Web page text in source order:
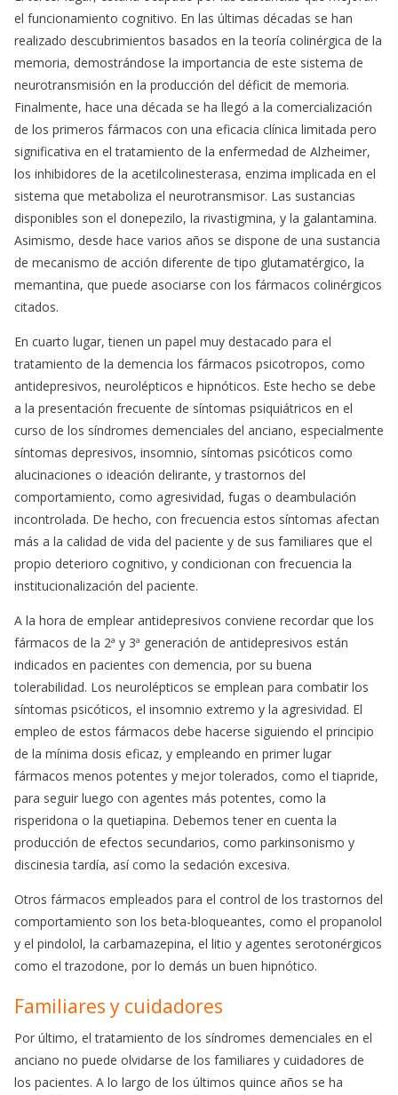
el funcionamiento cognitivo. En las últimas décadas se han
realizado descubrimientos basados en la teoría colinérgica de la
memoria, demostrándose la importancia de este sistema de
neurotransmisión en la producción del déficit de memoria.
Finalmente, hace una década se ha llegó a la comercialización
de los primeros fármacos con una eficacia clínica limitada pero
significativa en el tratamiento de la enfermedad de Alzheimer,
los inhibidores de la acetilcolinesterasa, enzima implicada en el
sistema que metaboliza el neurotransmisor. Las sustancias
disponibles son el donepezilo, la rivastigmina, y la galantamina.
Asimismo, desde hace varios años se dispone de una sustancia
de mecanismo de acción diferente de tipo glutamatérgico, la
memantina, que puede asociarse con los fármacos colinérgicos
citados.
En cuarto lugar, tienen un papel muy destacado para el
tratamiento de la demencia los fármacos psicotropos, como
antidepresivos, neurolépticos e hipnóticos. Este hecho se debe
a la presentación frecuente de síntomas psiquiátricos en el
curso de los síndromes demenciales del anciano, especialmente
síntomas depresivos, insomnio, síntomas psicóticos como
alucinaciones o ideación delirante, y trastornos del
comportamiento, como agresividad, fugas o deambulación
incontrolada. De hecho, con frecuencia estos síntomas afectan
más a la calidad de vida del paciente y de sus familiares que el
propio deterioro cognitivo, y condicionan con frecuencia la
institucionalización del paciente.
A la hora de emplear antidepresivos conviene recordar que los
fármacos de la 2ª y 3ª generación de antidepresivos están
indicados en pacientes con demencia, por su buena
tolerabilidad. Los neurolépticos se emplean para combatir los
síntomas psicóticos, el insomnio extremo y la agresividad. El
empleo de estos fármacos debe hacerse siguiendo el principio
de la mínima dosis eficaz, y empleando en primer lugar
fármacos menos potentes y mejor tolerados, como el tiapride,
para seguir luego con agentes más potentes, como la
risperidona o la quetiapina. Debemos tener en cuenta la
producción de efectos secundarios, como parkinsonismo y
discinesia tardía, así como la sedación excesiva.
Otros fármacos empleados para el control de los trastornos del
comportamiento son los beta-bloqueantes, como el propanolol
y el pindolol, la carbamazepina, el litio y agentes serotonérgicos
como el trazodone, por lo demás un buen hipnótico.
Familiares y cuidadores
Por último, el tratamiento de los síndromes demenciales en el
anciano no puede olvidarse de los familiares y cuidadores de
los pacientes. A lo largo de los últimos quince años se ha